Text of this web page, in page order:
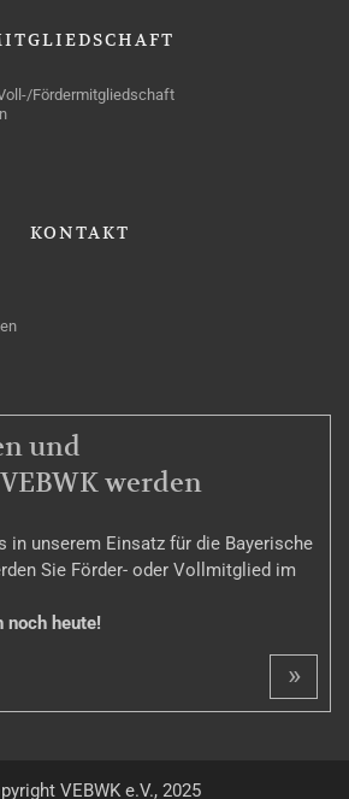
Fördermitgliedschaft
KONTAKT
und
werden
in unserem Einsatz für die Bayerische
Sie Förder- oder Vollmitglied im
noch heute!
»
VEBWK e.V., 2025